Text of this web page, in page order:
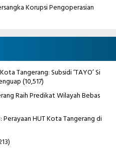
Korupsi Pengoperasian
Tangerang: Subsidi ‘TAYO’ Si
(10,517)
Raih Predikat Wilayah Bebas
HUT Kota Tangerang di